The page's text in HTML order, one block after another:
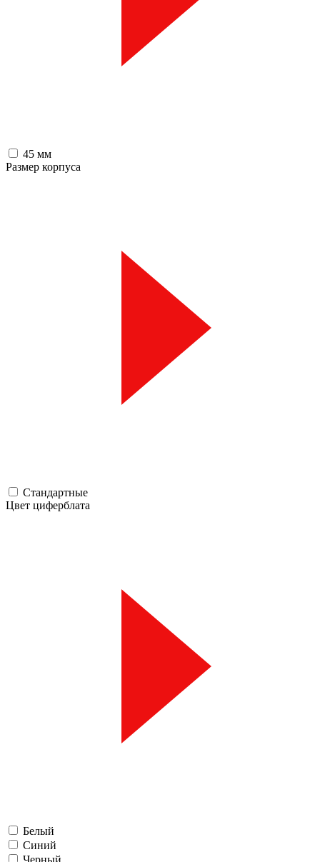
45 мм
Размер корпуса
Стандартные
Цвет циферблата
Белый
Синий
Черный